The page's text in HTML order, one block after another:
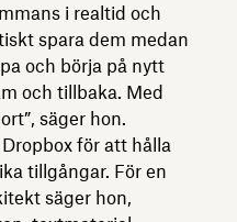
i realtid och
spara dem medan
och börja på nytt
och tillbaka. Med
säger hon.
för att hålla
tillgångar. För en
säger hon,